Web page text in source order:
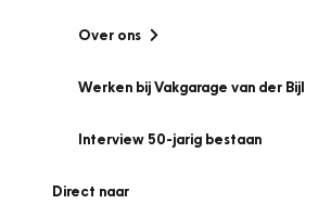
Over ons
Werken bij Vakgarage van der Bijl
Interview 50-jarig bestaan
Direct naar